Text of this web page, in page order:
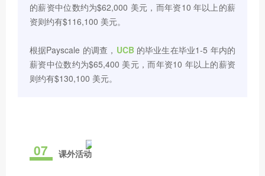
的薪资中位数约为$62,000 美元，而年资10 年以上的薪
资则约有$116,100 美元。
根据Payscale 的调查， UCB 的毕业生在毕业1-5 年内的
薪资中位数约为$65,400 美元，而年资10 年以上的薪资
则约有$130,100 美元。
07 课外活动